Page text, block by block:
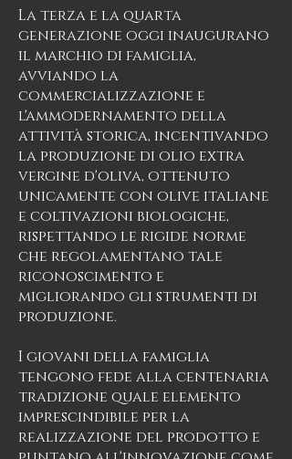
La terza e la quarta
generazione oggi inaugurano
il marchio di famiglia,
avviando la
commercializzazione e
l'ammodernamento della
attività storica, incentivando
la produzione di olio extra
vergine d'oliva, ottenuto
unicamente con olive italiane
e coltivazioni biologiche,
rispettando le rigide norme
che regolamentano tale
riconoscimento e
migliorando gli strumenti di
produzione.
I giovani della famiglia
tengono fede alla centenaria
tradizione quale elemento
imprescindibile per la
realizzazione del prodotto e